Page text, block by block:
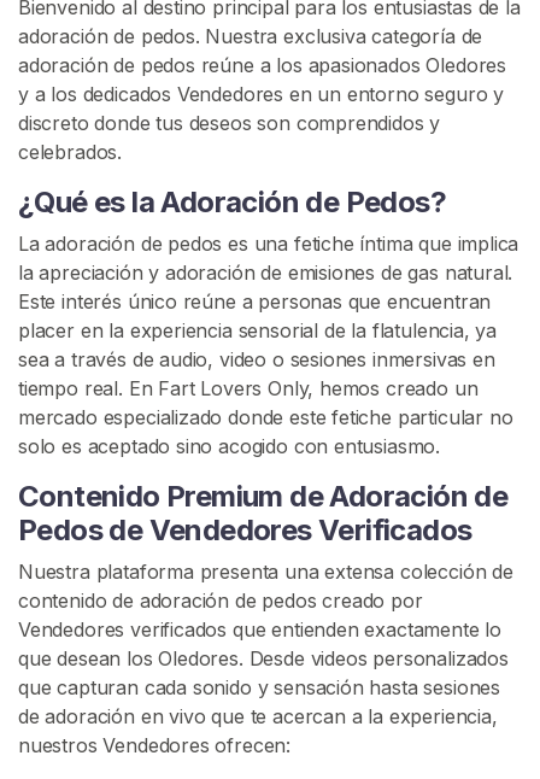
Bienvenido al destino principal para los entusiastas de la
adoración de pedos. Nuestra exclusiva categoría de
adoración de pedos reúne a los apasionados Oledores
y a los dedicados Vendedores en un entorno seguro y
discreto donde tus deseos son comprendidos y
celebrados.
¿Qué es la Adoración de Pedos?
La adoración de pedos es una fetiche íntima que implica
la apreciación y adoración de emisiones de gas natural.
Este interés único reúne a personas que encuentran
placer en la experiencia sensorial de la flatulencia, ya
sea a través de audio, video o sesiones inmersivas en
tiempo real. En Fart Lovers Only, hemos creado un
mercado especializado donde este fetiche particular no
solo es aceptado sino acogido con entusiasmo.
Contenido Premium de Adoración de
Pedos de Vendedores Verificados
Nuestra plataforma presenta una extensa colección de
contenido de adoración de pedos creado por
Vendedores verificados que entienden exactamente lo
que desean los Oledores. Desde videos personalizados
que capturan cada sonido y sensación hasta sesiones
de adoración en vivo que te acercan a la experiencia,
nuestros Vendedores ofrecen:
c
i
o
E
p
l
o
r
a
r
V
e
n
e
d
o
r
e
s
C
o